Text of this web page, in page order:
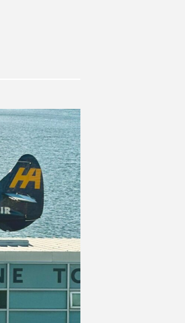
海外移住 田所ちさ
鈴田修也 鍵